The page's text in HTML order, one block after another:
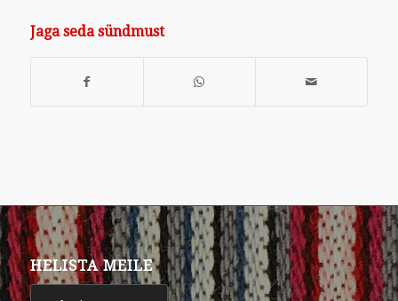
Jaga seda sündmust
HELISTA MEILE